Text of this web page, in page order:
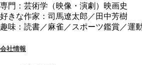
専門：芸術学（映像・演劇）映画史
好きな作家：司馬遼太郎／田中芳樹
趣味：読書／麻雀／スポーツ鑑賞／運
会社情報